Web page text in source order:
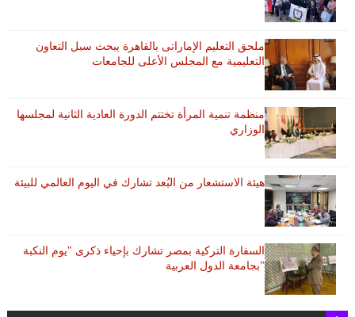
ملحق التعليم الإماراتى بالقاهرة يبحث سبل التعاون
التعليمية مع المجلس الأعلى للجامعات
منظمة تنمية المرأة تختتم الدورة العادية الثانية لمجلسها
الوزاري
هيئة الاستشعار من البُعد تشارك في اليوم العالمي للبيئة
السفارة التركية بمصر تشارك بإحياء ذكرى "يوم النكبة
"بجامعة الدول العربية